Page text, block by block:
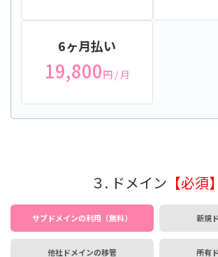
6ヶ月払い
19,800円/ 月
３. ドメイン 【必須】
サブドメインの利用（無料） 新規
他社ドメインの移管 所有